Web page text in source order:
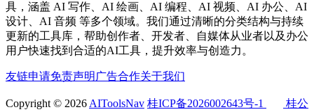
具，涵盖 AI 写作、AI 绘画、AI 编程、AI 视频、AI 办公、AI
设计、AI 音频 等多个领域。我们通过清晰的分类结构与持续
更新的工具库，帮助创作者、开发者、自媒体从业者以及办公
用户快速找到合适的AI工具，提升效率与创造力。
友链申请免责声明 广告合作关于我们
Copyright © 2026 AIToolsNav 桂ICP备2026002643号-1 桂公